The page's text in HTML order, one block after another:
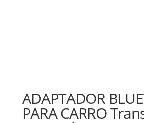
ADAPTADOR
PARA CARRO